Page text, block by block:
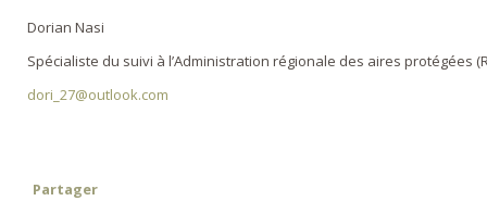
Dorian Nasi
Spécialiste du suivi à l’Administration régionale des aires protégées
dori_27@outlook.com
Partager